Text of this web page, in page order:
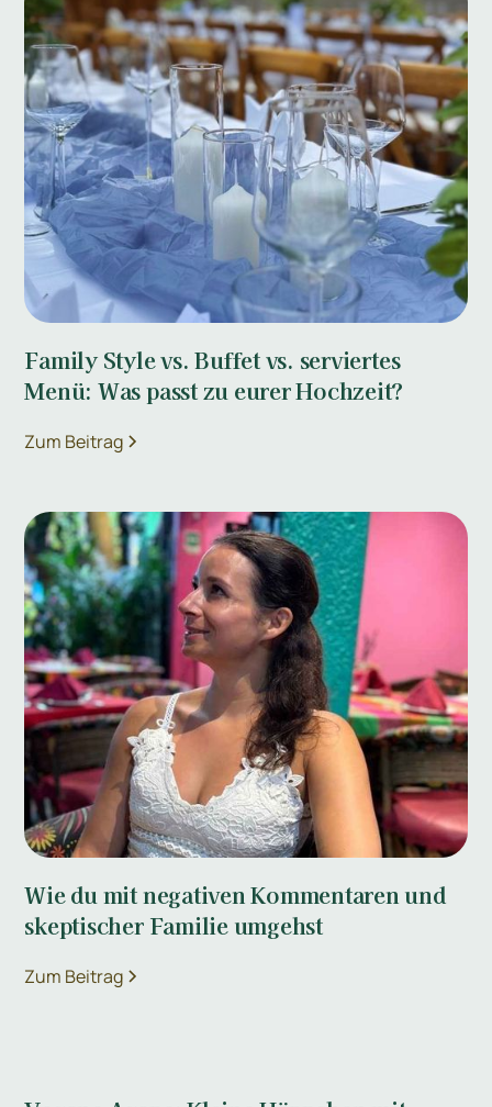
Family Style vs. Buffet vs. serviertes
Menü: Was passt zu eurer Hochzeit?
Zum Beitrag
Wie du mit negativen Kommentaren und
skeptischer Familie umgehst
Zum Beitrag